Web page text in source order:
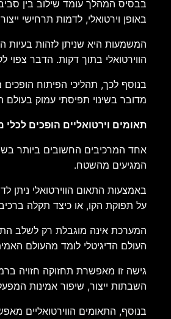
באופן וירטואלי, לדמות תרחישי
המשמעות היא שניתן לזהות בעיות
הווירטואלי בתוך דקות. הדבר
בנוסף לכך, תהליכי הפיתוח הופכים
מדובר בשינוי תפיסתי עמוק
תאומים וירטואליים הופכים לכלי
אחד המרכיבים החשובים ביותר
המגיעים מהשטח.
באמצעות התאום הווירטואלי ניתן
על תפוקת הקו, או כיצד תקלה
המערכת אינה מוגבלת רק לשלב
העולם הדיגיטלי לומד מהעולם
גישה זו מאפשרת תחזוקה חזויה
השבתות ייצור, שיפור אמינות
בנוסף, התאומים הווירטואליים